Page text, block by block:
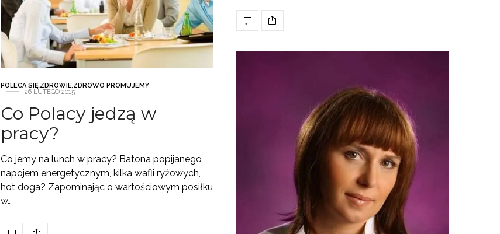
POLECA SIĘ,ZDROWIE,ZDROWO PROMUJEMY
26 LUTEGO 2015
Co Polacy jedzą w
pracy?
Co jemy na lunch w pracy? Batona popijanego
napojem energetycznym, kilka wafli ryżowych,
hot doga? Zapominając o wartościowym posiłku
w…